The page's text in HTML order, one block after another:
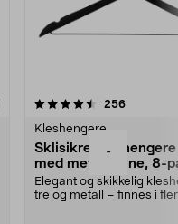
-
256
Kleshengere
Sklisikre
med metallpinne, 8-
Elegant og skikkelig
tre og metall – finnes i
4.5av 5 stjerner